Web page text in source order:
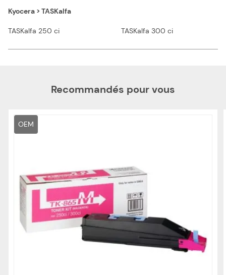
Kyocera > TASKalfa
TASKalfa 250 ci TASKalfa 300 ci
Recommandés pour vous
OEM